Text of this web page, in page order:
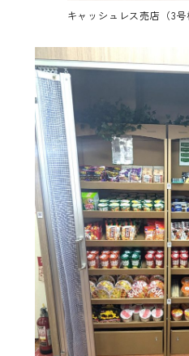
キャッシュレス売店（3